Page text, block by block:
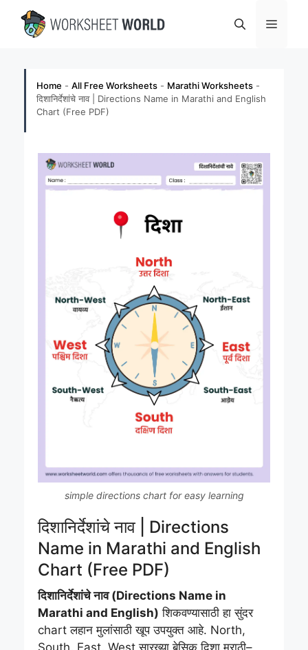
content
Menu
Home - All Free Worksheets - Marathi Worksheets -
दिशानिर्देशांचे नाव | Directions Name in Marathi and English
Chart (Free PDF)
simple directions chart for easy learning
दिशानिर्देशांचे नाव | Directions
Name in Marathi and English
Chart (Free PDF)
दिशानिर्देशांचे नाव (Directions Name in
Marathi and English) शिकवण्यासाठी हा सुंदर
chart लहान मुलांसाठी खूप उपयुक्त आहे. North,
South, East, West सारख्या बेसिक दिशा मराठी–